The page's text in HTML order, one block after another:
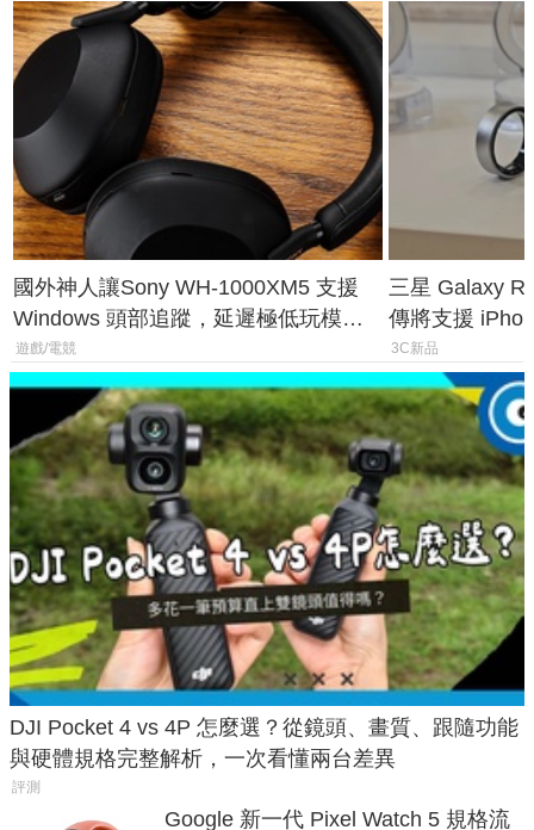
國外神人讓Sony WH-1000XM5 支援
Windows 頭部追蹤，延遲極低玩模擬
飛行超有感
遊戲/電競
三星 Galaxy
傳將支援
慧家電連動功
3C新品
DJI Pocket 4 vs 4P 怎麼選？從鏡頭、畫質、跟隨功能
與硬體規格完整解析，一次看懂兩台差異
評測
Google 新一代 Pixel Watch 5 規格流